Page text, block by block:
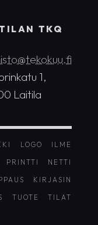
TKQ
1,
Laitila
LOGO
ILME
PRINTTI
NETTI
KIRJASIN
TUOTE TILAT